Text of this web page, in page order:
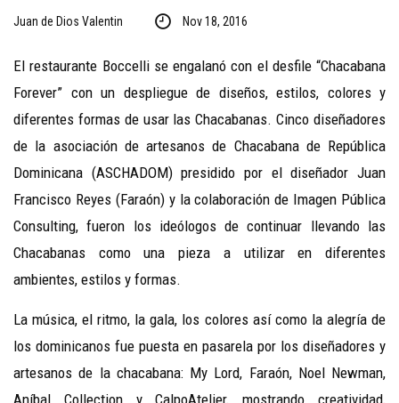
Juan de Dios Valentin Nov 18, 2016
El restaurante Boccelli se engalanó con el desfile “Chacabana
Forever” con un despliegue de diseños, estilos, colores y
diferentes formas de usar las Chacabanas. Cinco diseñadores
de la asociación de artesanos de Chacabana de República
Dominicana (ASCHADOM) presidido por el diseñador Juan
Francisco Reyes (Faraón) y la colaboración de Imagen Pública
Consulting, fueron los ideólogos de continuar llevando las
Chacabanas como una pieza a utilizar en diferentes
ambientes, estilos y formas.
La música, el ritmo, la gala, los colores así como la alegría de
los dominicanos fue puesta en pasarela por los diseñadores y
artesanos de la chacabana: My Lord, Faraón, Noel Newman,
Aníbal Collection y CalpoAtelier, mostrando creatividad,